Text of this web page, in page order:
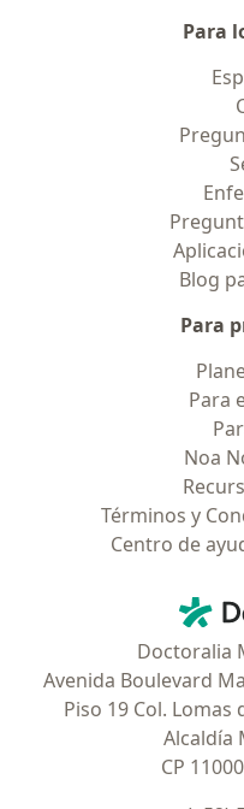
Para
Blog
Para
Para
Noa
Términos y
Centro de
Doctoralia
Avenida Boulevard
Piso 19 Col. Lomas
Alcaldía
CP